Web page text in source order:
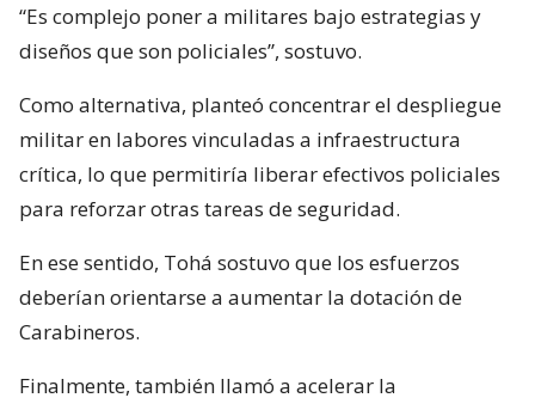
“Es complejo poner a militares bajo estrategias y
diseños que son policiales”, sostuvo.
Como alternativa, planteó concentrar el despliegue
militar en labores vinculadas a infraestructura
crítica, lo que permitiría liberar efectivos policiales
para reforzar otras tareas de seguridad.
En ese sentido, Tohá sostuvo que los esfuerzos
deberían orientarse a aumentar la dotación de
Carabineros.
Finalmente, también llamó a acelerar la